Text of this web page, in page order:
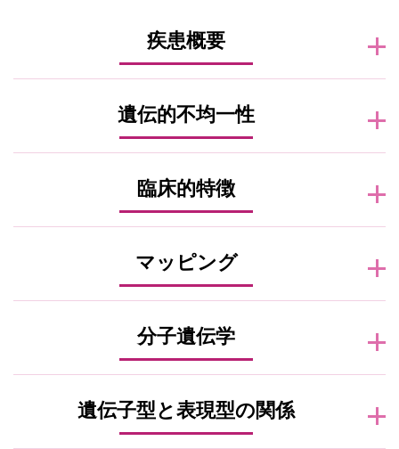
疾患概要
遺伝的不均一性
臨床的特徴
マッピング
分子遺伝学
遺伝子型と表現型の関係